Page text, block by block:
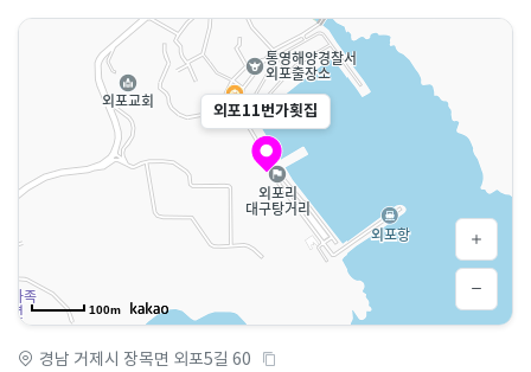
외포11번가횟집
100m
경남 거제시 장목면 외포5길 60